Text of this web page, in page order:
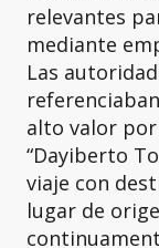
relevantes
mediante
Las
alto valor
“Dayiberto
viaje con
lugar de